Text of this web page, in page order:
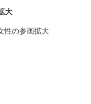
大
性の参画拡大